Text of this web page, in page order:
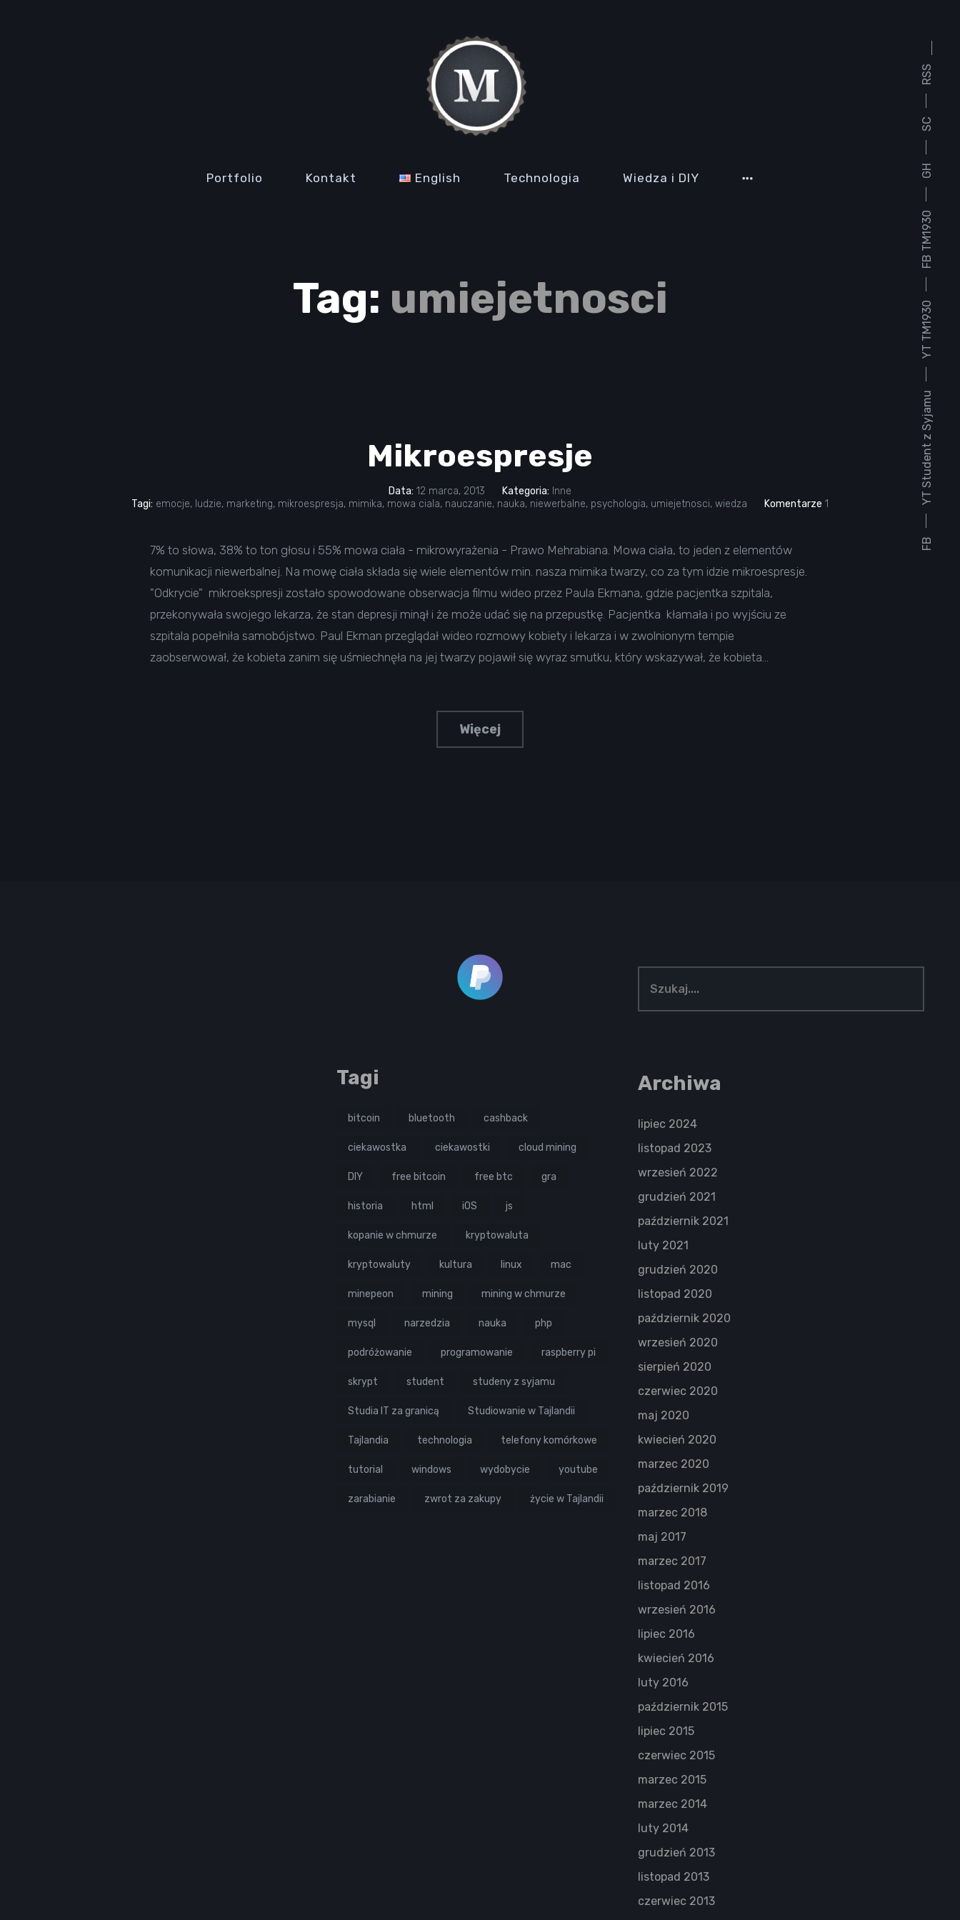
Portfolio Kontakt English Technologia Wiedza i DIY
FB
YT Student z Syjamu
YT TM1930
FB TM1930
GH
SC
RSS
Tag: umiejetnosci
Mikroespresje
Data: 12 marca, 2013 Kategoria: Inne
Tagi: emocje, ludzie, marketing, mikroespresja, mimika, mowa ciala, nauczanie, nauka, niewerbalne, psychologia, umiejetnosci, wiedza Komentarze 1
7% to słowa, 38% to ton głosu i 55% mowa ciała - mikrowyrażenia - Prawo Mehrabiana. Mowa ciała, to jeden z elementów
komunikacji niewerbalnej. Na mowę ciała składa się wiele elementów min. nasza mimika twarzy, co za tym idzie mikroespresje.
"Odkrycie" mikroekspresji zostało spowodowane obserwacja filmu wideo przez Paula Ekmana, gdzie pacjentka szpitala,
przekonywała swojego lekarza, że stan depresji minął i że może udać się na przepustkę. Pacjentka kłamała i po wyjściu ze
szpitala popełniła samobójstwo. Paul Ekman przeglądał wideo rozmowy kobiety i lekarza i w zwolnionym tempie
zaobserwował, że kobieta zanim się uśmiechnęła na jej twarzy pojawił się wyraz smutku, który wskazywał, że kobieta…
Więcej
Tagi
bitcoin bluetooth cashback
ciekawostka ciekawostki cloud mining
DIY free bitcoin free btc gra
historia html iOS js
kopanie w chmurze kryptowaluta
kryptowaluty kultura linux mac
minepeon mining mining w chmurze
mysql narzedzia nauka php
podróżowanie programowanie raspberry pi
skrypt student studeny z syjamu
Studia IT za granicą Studiowanie w Tajlandii
Tajlandia technologia telefony komórkowe
tutorial windows wydobycie youtube
zarabianie zwrot za zakupy życie w Tajlandii
Archiwa
lipiec 2024
listopad 2023
wrzesień 2022
grudzień 2021
październik 2021
luty 2021
grudzień 2020
listopad 2020
październik 2020
wrzesień 2020
sierpień 2020
czerwiec 2020
maj 2020
kwiecień 2020
marzec 2020
październik 2019
marzec 2018
maj 2017
marzec 2017
listopad 2016
wrzesień 2016
lipiec 2016
kwiecień 2016
luty 2016
październik 2015
lipiec 2015
czerwiec 2015
marzec 2015
marzec 2014
luty 2014
grudzień 2013
listopad 2013
czerwiec 2013